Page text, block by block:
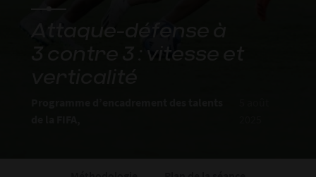
Attaque-défense à
3 contre 3 : vitesse et